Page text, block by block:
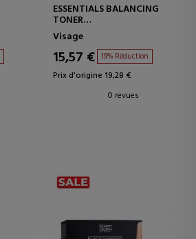
ESSENTIALS BALANCING
TONER
LOTION TONIQUE POUR
PEAUX SÈCHES
Visage
15,57 € 19% Réduction
Prix d'origine 19,28 €
0 revues